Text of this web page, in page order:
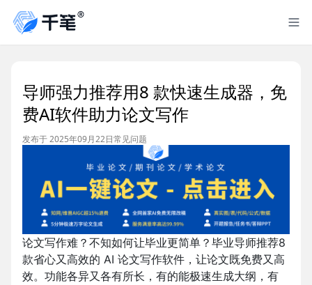
导师强力推荐用8 款快速生成器，免
费AI软件助力论文写作
发布于 2025年09月22日常见问题
论文写作难？不知如何让毕业更简单？毕业导师推荐8
款省心又高效的 AI 论文写作软件，让论文既免费又高
效。功能各异又各有所长，有的能极速生成大纲，有